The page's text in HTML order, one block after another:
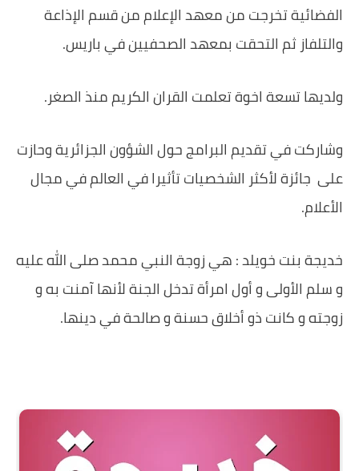
الفضائية تخرجت من معهد الإعلام من قسم الإذاعة
والتلفاز ثم التحقت بمعهد الصحفيين في باريس.
ولديها تسعة اخوة تعلمت القران الكريم منذ الصغر.
وشاركت في تقديم البرامج حول الشؤون الجزائرية وحازت
على جائزة لأكثر الشخصيات تأثيرا في العالم في مجال
الأعلام.
خديجة بنت خويلد : هي زوجة النبي محمد صلى الله عليه
و سلم الأولى و أول امرأة تدخل الجنة لأنها آمنت به و
زوجته و كانت ذو أخلاق حسنة و صالحة في دينها.